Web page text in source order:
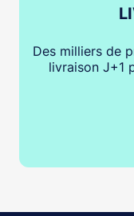
Des milliers de
livraison J+1